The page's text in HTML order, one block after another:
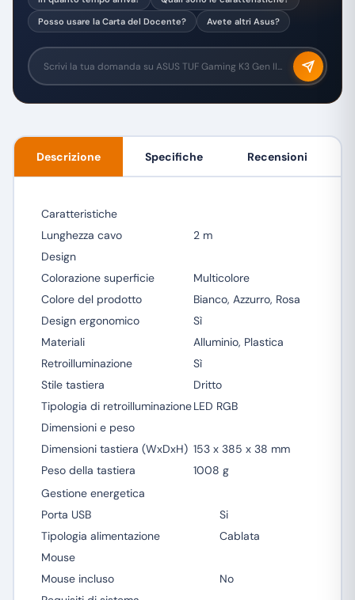
Posso usare la Carta del Docente?
Avete altri Asus?
Descrizione Specifiche Recensioni
Caratteristiche
Lunghezza cavo
2 m
Design
Colorazione superficie
Multicolore
Colore del prodotto
Bianco, Azzurro, Rosa
Design ergonomico
Sì
Materiali
Alluminio, Plastica
Retroilluminazione
Sì
Stile tastiera
Dritto
Tipologia di retroilluminazioneLED RGB
Dimensioni e peso
Dimensioni tastiera (WxDxH) 153 x 385 x 38 mm
Peso della tastiera
1008 g
Gestione energetica
Porta USB
Si
Tipologia alimentazione
Cablata
Mouse
Mouse incluso
No